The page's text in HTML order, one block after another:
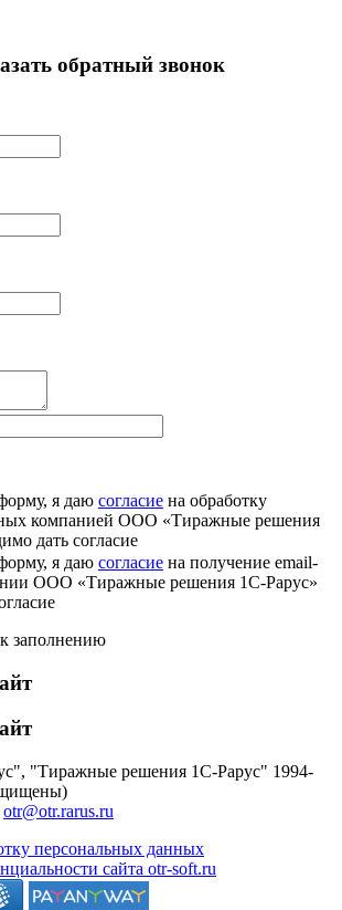
обратный звонок
я даю согласие на обработку
компанией ООО «Тиражные решения
дать согласие
я даю согласие на получение email-
ООО «Тиражные решения 1С-Рарус»
заполнению
"Тиражные решения 1С-Рарус" 1994-
otr@otr.rarus.ru
персональных данных
сайта otr-soft.ru